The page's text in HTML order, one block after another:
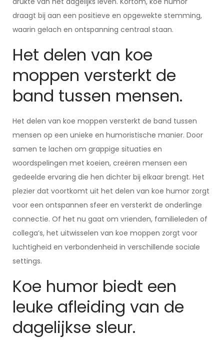
draagt bij aan een positieve en opgewekte stemming,
waarin gelach en ontspanning centraal staan.
Het delen van koe
moppen versterkt de
band tussen mensen.
Het delen van koe moppen versterkt de band tussen
mensen op een unieke en humoristische manier. Door
samen te lachen om grappige situaties en
woordspelingen met koeien, creëren mensen een
gedeelde ervaring die hen dichter bij elkaar brengt. Het
plezier dat voortkomt uit het delen van koe humor zorgt
voor een ontspannen sfeer en versterkt de onderlinge
connectie. Of het nu gaat om vrienden, familieleden of
collega’s, het uitwisselen van koe moppen zorgt voor
luchtigheid en verbondenheid in verschillende sociale
settings.
Koe humor biedt een
leuke afleiding van de
dagelijkse sleur.